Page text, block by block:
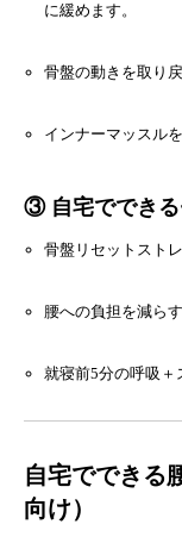
に緩めます。
骨盤の動きを取り
インナーマッスル
③ 自宅ででき
骨盤リセットスト
腰への負担を減ら
就寝前5分の呼吸＋
自宅でできる
向け）